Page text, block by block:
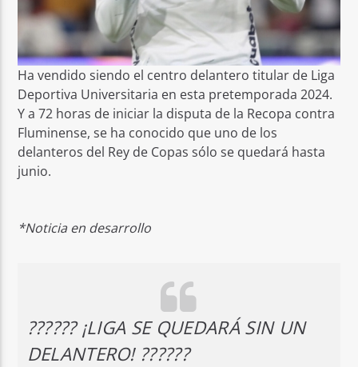
Ha vendido siendo el centro delantero titular de Liga
Deportiva Universitaria en esta pretemporada 2024.
Y a 72 horas de iniciar la disputa de la Recopa contra
Fluminense, se ha conocido que uno de los
delanteros del Rey de Copas sólo se quedará hasta
junio.
*Noticia en desarrollo
?????? ¡LIGA SE QUEDARÁ SIN UN
DELANTERO! ??????